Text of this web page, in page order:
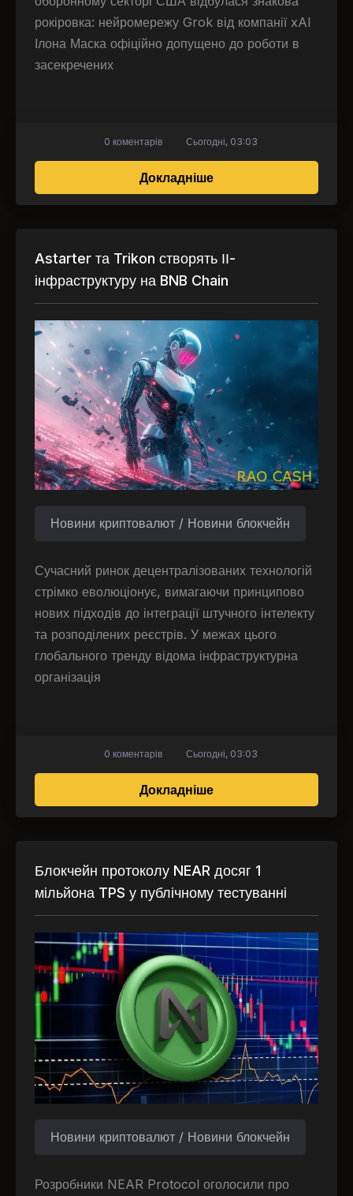
рокіровка: нейромережу Grok від компанії xAI
Ілона Маска офіційно допущено до роботи в
засекречених
Докладнішепро Мілітаризація
0 коментарів Сьогодні, 03:03
Astarter та Trikon створять ІІ-
інфраструктуру на BNB Chain
Новини криптовалют / Новини блокчейн
Сучасний ринок децентралізованих технологій
стрімко еволюціонує, вимагаючи принципово
нових підходів до інтеграції штучного інтелекту
та розподілених реєстрів. У межах цього
глобального тренду відома інфраструктурна
організація
Докладнішепро Astarter та Trikon
0 коментарів Сьогодні, 03:03
Блокчейн протоколу NEAR досяг 1
мільйона TPS у публічному тестуванні
Новини криптовалют / Новини блокчейн
Розробники NEAR Protocol оголосили про